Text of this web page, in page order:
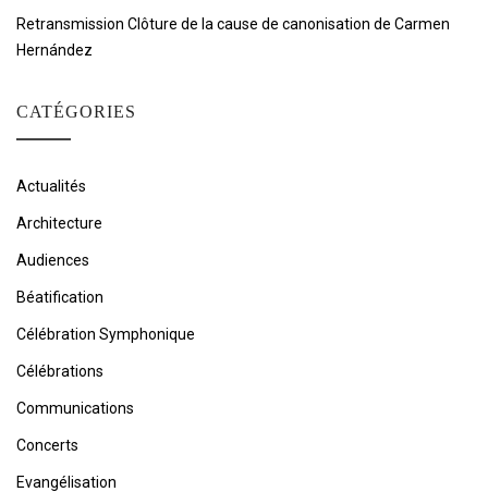
Retransmission Clôture de la cause de canonisation de Carmen
Hernández
CATÉGORIES
Actualités
Architecture
Audiences
Béatification
Célébration Symphonique
Célébrations
Communications
Concerts
Evangélisation